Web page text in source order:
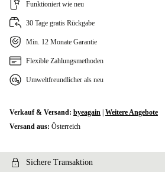
Funktioniert wie neu
30 Tage gratis Rückgabe
Min. 12 Monate Garantie
Flexible Zahlungsmethoden
Umweltfreundlicher als neu
Verkauf & Versand: byeagain Weitere Angebote
Versand aus: Österreich
Sichere Transaktion